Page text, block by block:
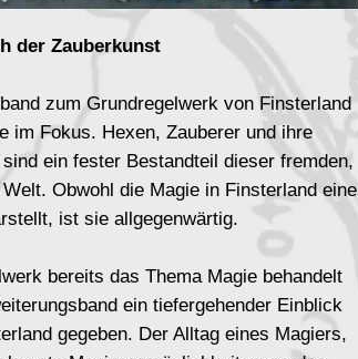
der Zauberkunst
zum Grundregelwerk von Finsterland
im Fokus. Hexen, Zauberer und ihre
ein fester Bestandteil dieser fremden,
Obwohl die Magie in Finsterland eine
ist sie allgegenwärtig.
bereits das Thema Magie behandelt
ein tiefergehender Einblick
gegeben. Der Alltag eines Magiers,